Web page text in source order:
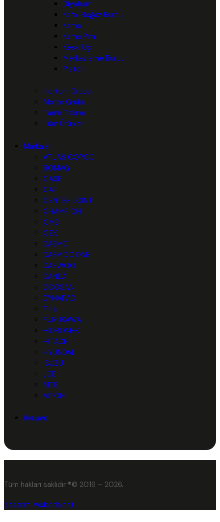
Diyafram
Kafa-Boğaz Burcu
Kama
Kama Pimi
Keski Uç
Merkezleme Burcu
Piston
Hortum Grubu
Motor Grubu
Tamir Takımı
Tüm Ürünler
Markalar
ATLAS COPCO
BOMAG
CASE
CAT
CENTER JOINT
CHAMPION
CMB
CZK
DAEMO
DAEMOO DNB
DAEWOO
DANDA
DOOSAN
DYNAPAC
Fine
FURUKAWA
HİDROMEK
HITACHI
HYUNDAI
ISUZU
JCB
MTB
VITON
İletişim
Tüm hakları saklıdır ®© 2019 – 2026.
Tasarım: weboda.net